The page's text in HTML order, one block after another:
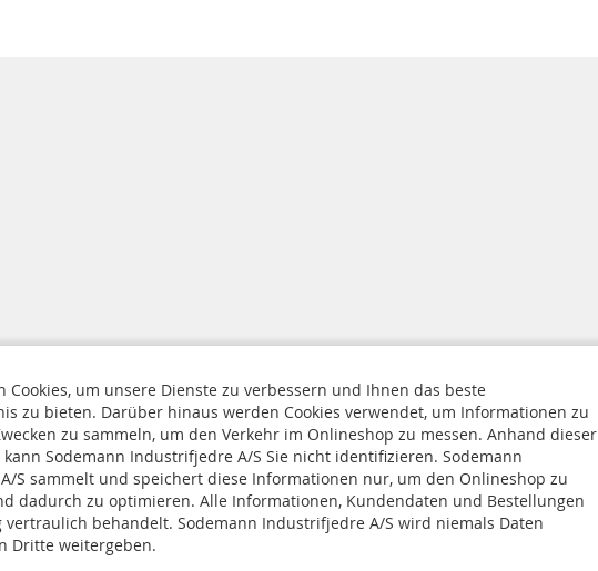
uns
und Cookie-Richtlinie
Melden
Sie
Cookies, um unsere Dienste zu verbessern und Ihnen das beste
zu bieten. Darüber hinaus werden Cookies verwendet, um Informationen zu
zu sammeln, um den Verkehr im Onlineshop zu messen. Anhand dieser
Sodemann Industrifjedre A/S Sie nicht identifizieren. Sodemann
S sammelt und speichert diese Informationen nur, um den Onlineshop zu
dadurch zu optimieren. Alle Informationen, Kundendaten und Bestellungen
vertraulich behandelt. Sodemann Industrifjedre A/S wird niemals Daten
Dritte weitergeben.